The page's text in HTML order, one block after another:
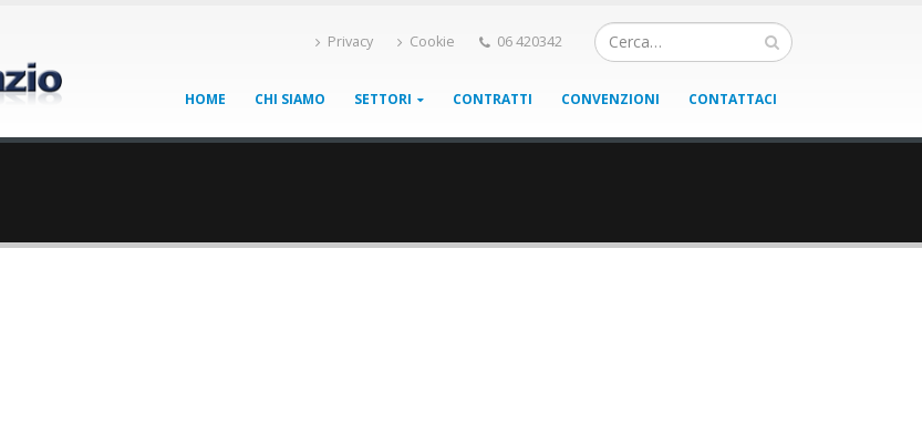
Privacy Cookie 06 420342
HOME CHI SIAMO SETTORI CONTRATTI CONVENZIONI CONTATTACI